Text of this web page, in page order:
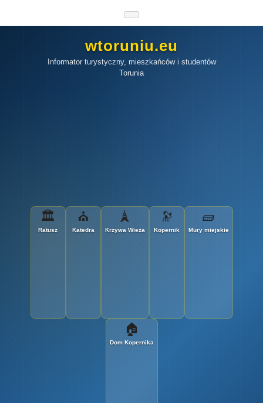
wtoruniu.eu
Informator turystyczny, mieszkańców i studentów
Torunia
🏛
Ratusz
⛪
Katedra
🗼
Krzywa Wieża
🔭
Kopernik
🧱
Mury miejskie
🏠
Dom Kopernika